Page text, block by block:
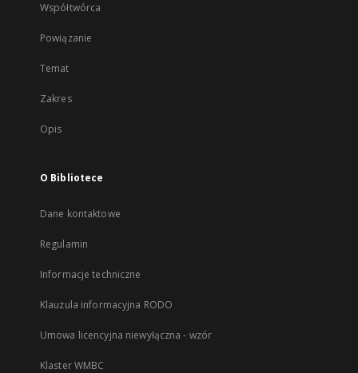
Współtwórca
Powiązanie
Temat
Zakres
Opis
O Bibliotece
Dane kontaktowe
Regulamin
Informacje techniczne
Klauzula informacyjna RODO
Umowa licencyjna niewyłączna - wzór
Klaster WMBC